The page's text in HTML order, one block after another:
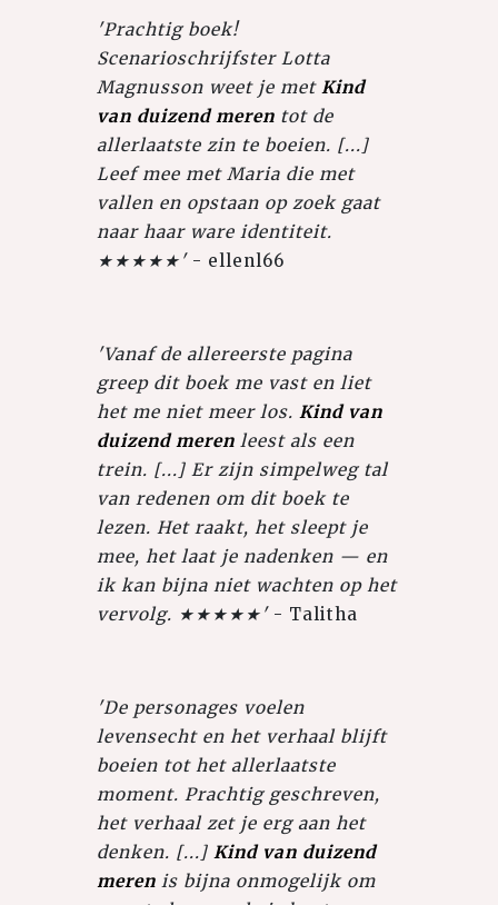
'Prachtig boek!
Scenarioschrijfster Lotta
Magnusson weet je met Kind
van duizend meren tot de
allerlaatste zin te boeien. [...]
Leef mee met Maria die met
vallen en opstaan op zoek gaat
naar haar ware identiteit.
★★★★★'- ellenl66
'Vanaf de allereerste pagina
greep dit boek me vast en liet
het me niet meer los. Kind van
duizend meren leest als een
trein. [...] Er zijn simpelweg tal
van redenen om dit boek te
lezen. Het raakt, het sleept je
mee, het laat je nadenken — en
ik kan bijna niet wachten op het
vervolg. ★★★★★'- Talitha
'De personages voelen
levensecht en het verhaal blijft
boeien tot het allerlaatste
moment. Prachtig geschreven,
het verhaal zet je erg aan het
denken. [...] Kind van duizend
meren is bijna onmogelijk om